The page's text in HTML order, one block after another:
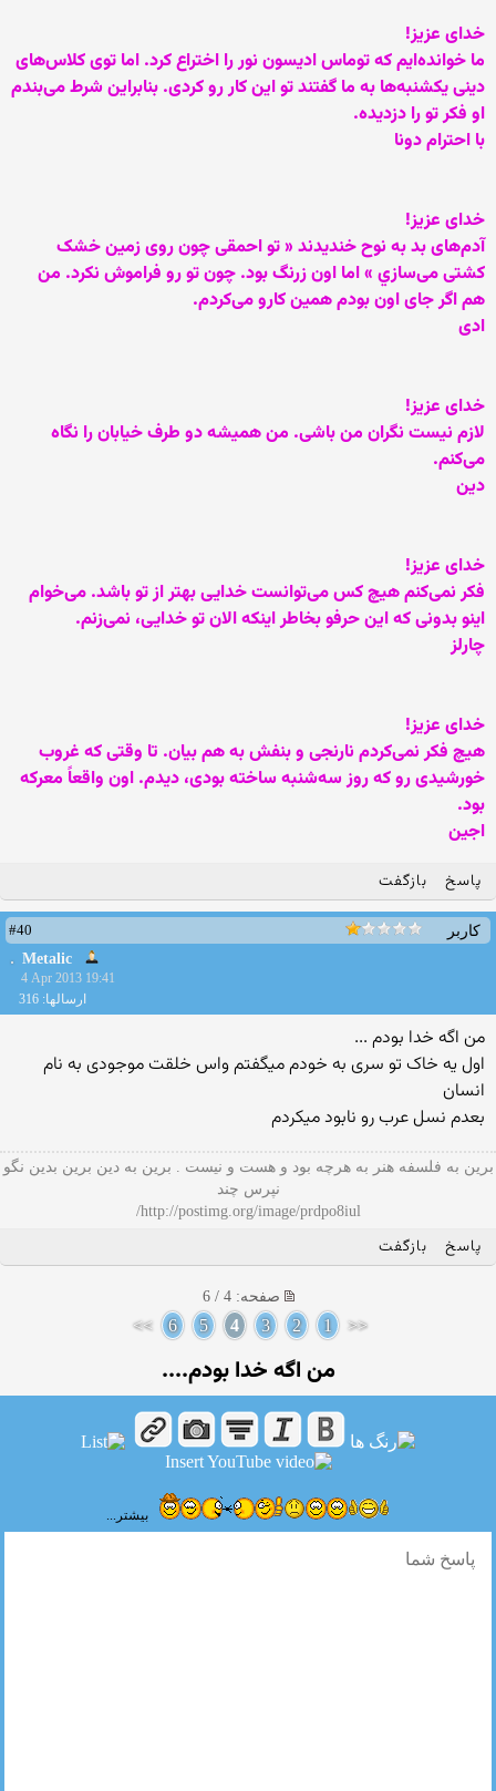
خدای عزيز!
ما خوانده‌ايم که توماس اديسون نور را اختراع کرد. اما توی کلاس‌های
دينی يکشنبه‌ها به ما گفتند تو اين کار رو کردی. بنابراين شرط می‌بندم
او فکر تو را دزديده.
با احترام دونا
خدای عزيز!
آدم‌های بد به نوح خنديدند « تو احمقی چون روی زمين خشک
کشتی می‌سازي » اما اون زرنگ بود. چون تو رو فراموش نکرد. من
هم اگر جای اون بودم همين کارو می‌کردم.
ادی
خدای عزيز!
لازم نيست نگران من باشی. من هميشه دو طرف خيابان را نگاه
می‌کنم.
دين
خدای عزيز!
فکر نمی‌کنم هيچ کس می‌توانست خدايی بهتر از تو باشد. می‌خوام
اينو بدونی که اين حرفو بخاطر اينکه الان تو خدايی، نمی‌زنم.
چارلز
خدای عزيز!
هيچ فکر نمی‌کردم نارنجی و بنفش به هم بيان. تا وقتی که غروب
خورشيدی رو که روز سه‌شنبه ساخته بودی، ديدم. اون واقعاً معرکه
بود.
اجين
پاسخ بازگفت
کاربر
#40
Metalic
4 Apr 2013 19:41
ارسالها: 316
من اگه خدا بودم ...
اول یه خاک تو سری به خودم میگفتم واس خلقت موجودی به نام
انسان
بعدم نسل عرب رو نابود میکردم
برین به فلسفه هنر به هرچه بود و هست و نیست . برین به دین برین بدین نگو
نپرس چند
http://postimg.org/image/prdpo8iul/
پاسخ بازگفت
صفحه: 4 / 6
<<
1
2
3
4
5
6
>>
من اگه خدا بودم....
بیشتر...